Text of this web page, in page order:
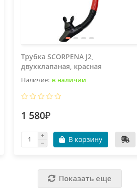
Трубка SCORPENA J2,
двухклапаная, красная
в наличии
1 580₽
В корзину
Показать еще